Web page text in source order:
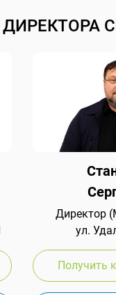
ДИРЕКТОРА
Директор
ул.
Получить